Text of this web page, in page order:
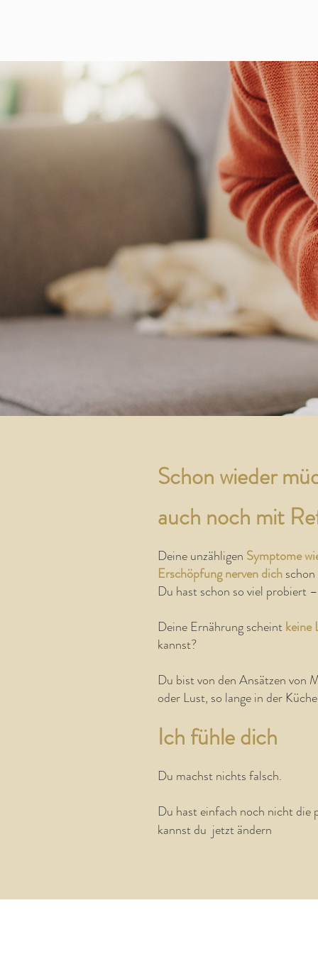
Schon wieder
auch noch mit
Deine unzähligen Symptome
Erschöpfungnerven dich
Du hast schon so viel probiert
Deine Ernährung scheintkeine
kannst?
Du bist von den Ansätzen von
oder Lust, so lange in der
Ich fühle dich
Du machst nichts falsch.
Du hast einfach noch nicht die
kannst du jetzt ändern